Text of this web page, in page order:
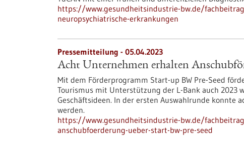
https://www.gesundheitsindustrie-bw.de/
neuropsychiatrische-erkrankungen
Pressemitteilung - 05.04.2023
Acht Unternehmen erhalten
Mit dem Förderprogramm Start-up BW Pre-Seed
Tourismus mit Unterstützung der L-Bank auch 2023
Geschäftsideen. In der ersten Auswahlrunde konnte
werden.
https://www.gesundheitsindustrie-bw.de/
anschubfoerderung-ueber-start-bw-pre-seed